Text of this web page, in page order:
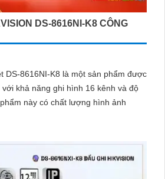
DS-8616NI-K8 CÔNG
DS-8616NI-K8 là một sản phẩm được
khả năng ghi hình 16 kênh và độ